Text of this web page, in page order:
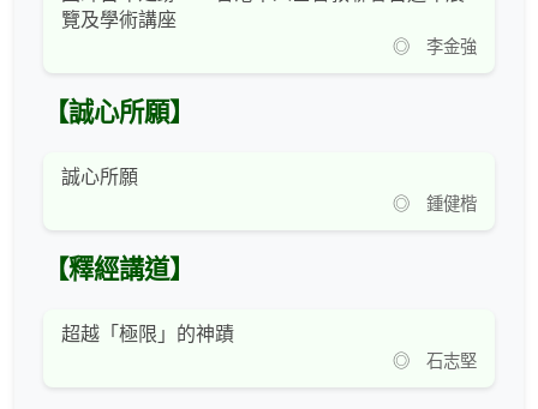
覽及學術講座
◎ 李金強
【誠心所願】
誠心所願
◎ 鍾健楷
【釋經講道】
超越「極限」的神蹟
◎ 石志堅